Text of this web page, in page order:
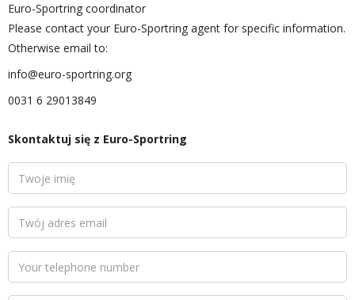
Euro-Sportring coordinator
Please contact your Euro-Sportring agent for specific information.
Otherwise email to:
info@euro-sportring.org
0031 6 29013849
Skontaktuj się z Euro-Sportring